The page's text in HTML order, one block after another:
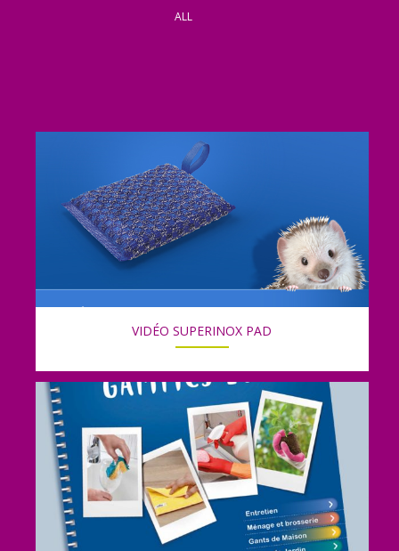
ALL
VIDÉO SUPERINOX PAD